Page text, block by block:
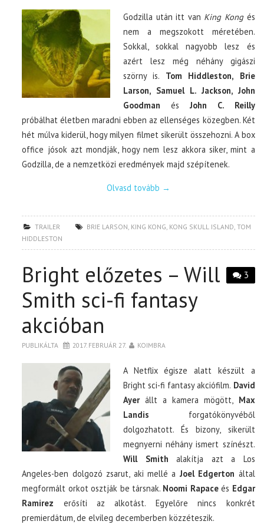
Godzilla után itt van King Kongés
nem a megszokott méretében.
Sokkal, sokkal nagyobb lesz és
azért lesz még néhány gigászi
szörny is. Tom Hiddleston, Brie
Larson, Samuel L. Jackson, John
Goodman és John C. Reilly
próbálhat életben maradni ebben az ellenséges közegben. Két
hét múlva kiderül, hogy milyen filmet sikerült összehozni. A box
office jósok azt mondják, hogy nem lesz akkora siker, mint a
Godzilla, de a nemzetközi eredmények majd szépítenek.
Olvasd tovább →
TRAILER BRIE LARSON KING KONG KONG SKULL ISLAND ,TOM
HIDDLESTON
3
Bright előzetes – Will
Smith sci-fi fantasy
akcióban
PUBLIKÁLTA 2017. FEBRUÁR 27. KOIMBRA
A Netflix égisze alatt készült a
Bright sci-fi fantasy akciófilm. David
Ayerállt a kamera mögött, Max
Landis forgatókönyvéből
dolgozhatott. És bizony, sikerült
megnyerni néhány ismert színészt.
Will Smith alakítja azt a Los
Angeles-ben dolgozó zsarut, aki mellé a Joel Edgerton által
megformált orkot osztják be társnak. Noomi Rapaceés Edgar
Ramirez erősíti az alkotást. Egyelőre nincs konkrét
premierdátum, de elvileg decemberben közzéteszik.